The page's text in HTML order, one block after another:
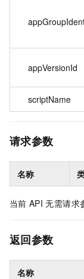
appVersionId
scriptName
请求参数
名称
当前 API 无需请求
返回参数
名称